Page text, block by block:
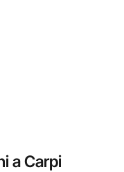
a Carpi